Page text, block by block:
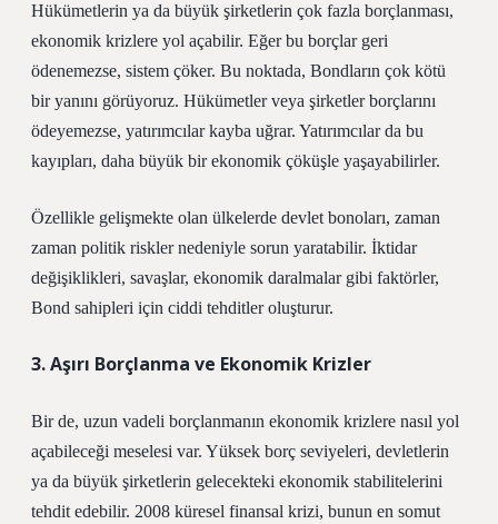
Hükümetlerin ya da büyük şirketlerin çok fazla borçlanması,
ekonomik krizlere yol açabilir. Eğer bu borçlar geri
ödenemezse, sistem çöker. Bu noktada, Bondların çok kötü
bir yanını görüyoruz. Hükümetler veya şirketler borçlarını
ödeyemezse, yatırımcılar kayba uğrar. Yatırımcılar da bu
kayıpları, daha büyük bir ekonomik çöküşle yaşayabilirler.
Özellikle gelişmekte olan ülkelerde devlet bonoları, zaman
zaman politik riskler nedeniyle sorun yaratabilir. İktidar
değişiklikleri, savaşlar, ekonomik daralmalar gibi faktörler,
Bond sahipleri için ciddi tehditler oluşturur.
3. Aşırı Borçlanma ve Ekonomik Krizler
Bir de, uzun vadeli borçlanmanın ekonomik krizlere nasıl yol
açabileceği meselesi var. Yüksek borç seviyeleri, devletlerin
ya da büyük şirketlerin gelecekteki ekonomik stabilitelerini
tehdit edebilir. 2008 küresel finansal krizi, bunun en somut